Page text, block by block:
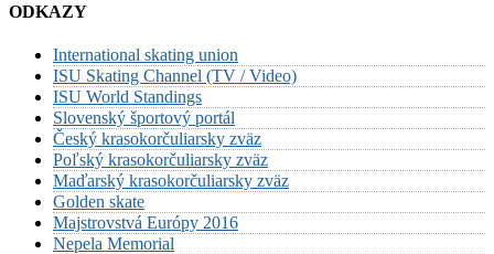
ODKAZY
International skating union
ISU Skating Channel (TV / Video)
ISU World Standings
Slovenský športový portál
Český krasokorčuliarsky zväz
Poľský krasokorčuliarsky zväz
Maďarský krasokorčuliarsky zväz
Golden skate
Majstrovstvá Európy 2016
Nepela Memorial